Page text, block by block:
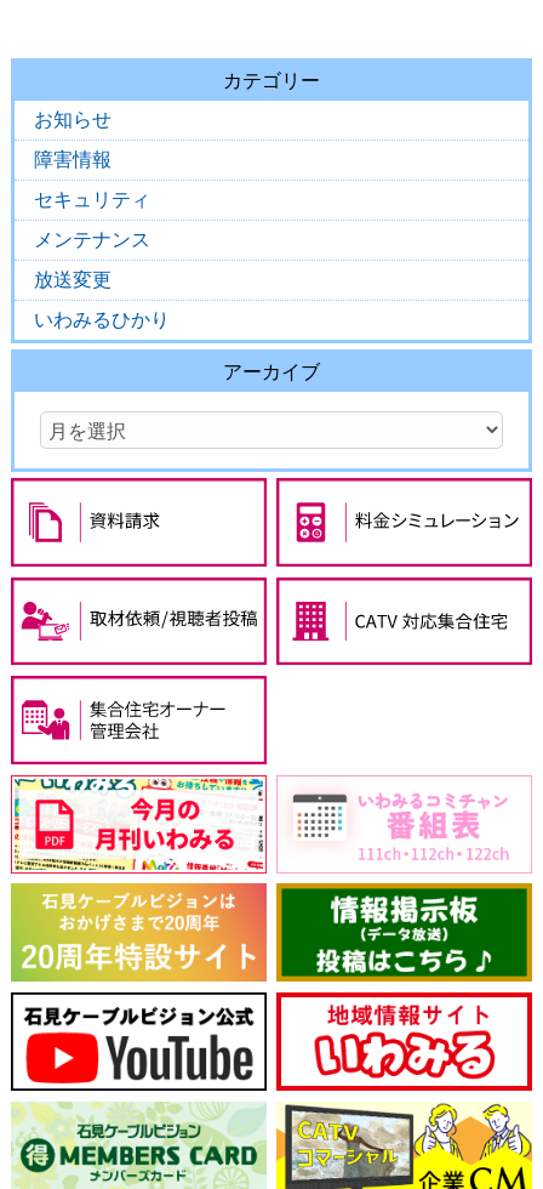
カテゴリー
お知らせ
障害情報
セキュリティ
メンテナンス
放送変更
いわみるひかり
アーカイブ